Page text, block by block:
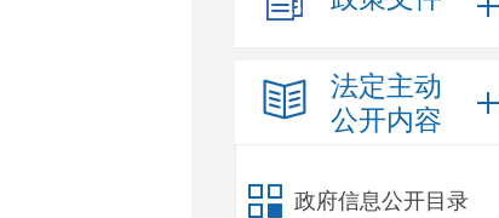
法定主动
公开内容
政府信息公开目录